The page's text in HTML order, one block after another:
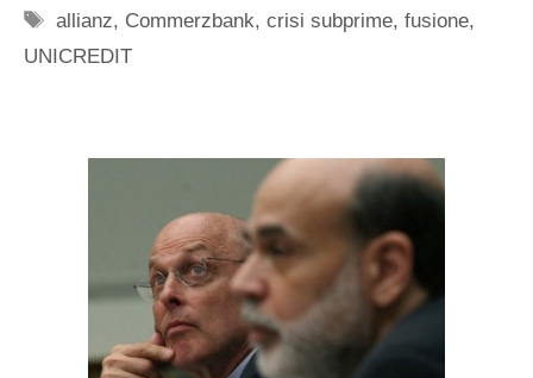
Tag
allianz, Commerzbank,crisi subprime,fusione,
UNICREDIT